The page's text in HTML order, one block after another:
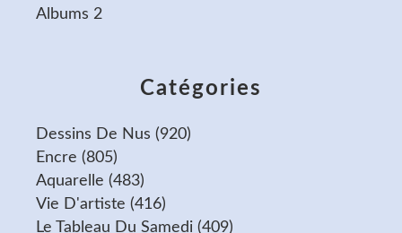
Catégories
Dessins De Nus (920)
Encre (805)
Aquarelle (483)
Vie D'artiste (416)
Le Tableau Du Samedi (409)
Albums 2